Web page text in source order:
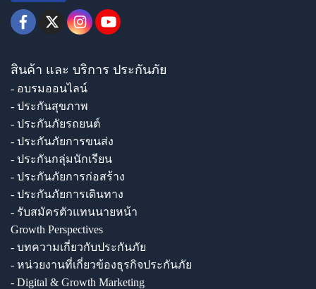
สินค้า และ บริการ ประกันภัย
- อบรมออนไลน์
- ประกันสุขภาพ
- ประกันภัยรถยนต์
- ประกันภัยการขนส่ง
- ประกันกลุ่มนักเรียน
- ประกันภัยการก่อสร้าง
- ประกันภัยการเดินทาง
- รับสมัครตัวแทนนายหน้า
Growth Perspectives
- บทความเกี่ยวกับประกันภัย
- หน่วยงานที่เกี่ยวข้องธุรกิจประกันภัย
- Digital & Growth Marketing